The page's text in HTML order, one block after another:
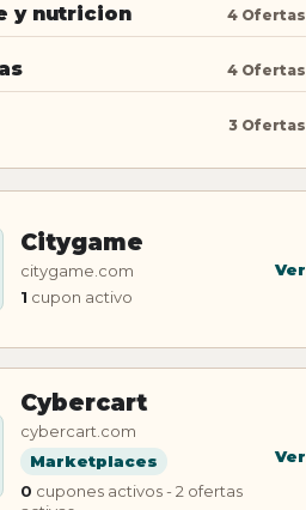
y nutricion 4 Ofertas
4 Ofertas
3 Ofertas
Citygame
citygame.com
1 cupon activo
Ver
Cybercart
cybercart.com
Marketplaces
0 cupones activos - 2 ofertas
Ver